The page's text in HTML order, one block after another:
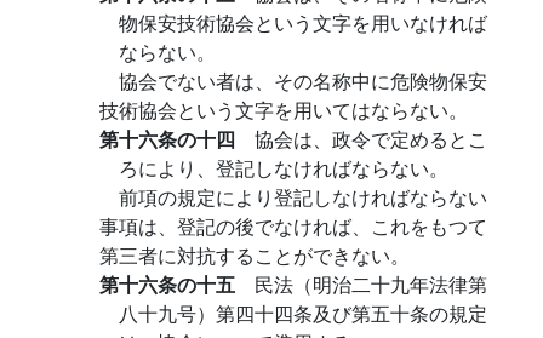
物保安技術協会という文字を用いなければ
ならない。
協会でない者は、その名称中に危険物保安
技術協会という文字を用いてはならない。
第十六条の十四 協会は、政令で定めるとこ
ろにより、登記しなければならない。
前項の規定により登記しなければならない
事項は、登記の後でなければ、これをもつて
第三者に対抗することができない。
第十六条の十五 民法（明治二十九年法律第
八十九号）第四十四条及び第五十条の規定